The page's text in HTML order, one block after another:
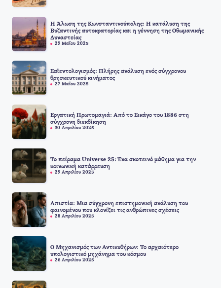
Η Άλωση της Κωνσταντινούπολης: Η κατάλυση της
Βυζαντινής αυτοκρατορίας και η γέννηση της Οθωμανικής
Δυναστείας
29 Μαΐου 2025
Σαϊεντολογισμός: Πλήρης ανάλυση ενός σύγχρονου
θρησκευτικού κινήματος
27 Μαΐου 2025
Εργατική Πρωτομαγιά: Από το Σικάγο του 1886 στη
σύγχρονη διεκδίκηση
30 Απριλίου 2025
Το πείραμα Universe 25: Ένα σκοτεινό μάθημα για την
κοινωνική κατάρρευση
29 Απριλίου 2025
Απιστία: Μια σύγχρονη επιστημονική ανάλυση του
φαινομένου που κλονίζει τις ανθρώπινες σχέσεις
28 Απριλίου 2025
Ο Μηχανισμός των Αντικυθήρων: Το αρχαιότερο
υπολογιστικό μηχάνημα του κόσμου
26 Απριλίου 2025